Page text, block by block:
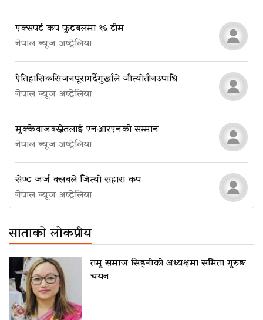
एक्सपर्ट कप फुटबलमा १६ टीम
नेपाल न्यूज अष्ट्रेलिया
ऐतिहासिक सिजन पूरा गर्दै गुर्खाले जीत्यो तीन उपाधि
नेपाल न्यूज अष्ट्रेलिया
मुक्केवाज बस्नेतलाई एनआरएनको सम्मान
नेपाल न्यूज अष्ट्रेलिया
सेण्ट जर्ज क्लबले जित्यो सहारा कप
नेपाल न्यूज अष्ट्रेलिया
साताको लोकप्रीय
तमु समाज सिड्नीको अध्यक्षमा समिता गुरुङ
चयन